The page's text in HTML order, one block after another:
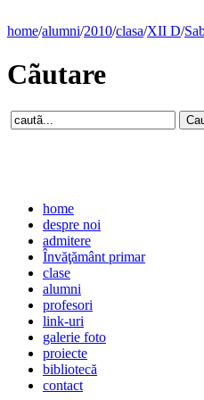
home/alumni/2010/clasa/XII D/
Cãutare
home
despre noi
admitere
Învăţământ primar
clase
alumni
profesori
link-uri
galerie foto
proiecte
bibliotecă
contact